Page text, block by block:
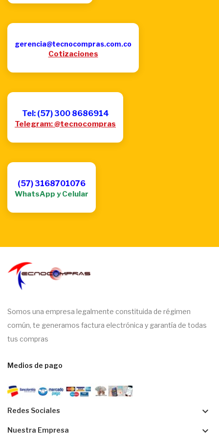
gerencia@tecnocompras.com.co
Cotizaciones
Tel: (57) 300 8686914
Telegram: @tecnocompras
(57) 3168701076
WhatsApp y Celular
Somos una empresa legalmente constituida de régimen
común, te generamos factura electrónica y garantía de todas
tus compras
Medios de pago
Redes Sociales keyboard_arrow_down
Nuestra Empresa keyboard_arrow_down